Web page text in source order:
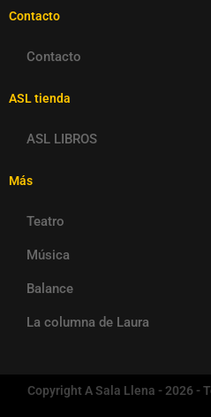
Contacto
Contacto
ASL tienda
ASL LIBROS
Más
Teatro
Música
Balance
La columna de Laura
Copyright A Sala Llena - 2026 -